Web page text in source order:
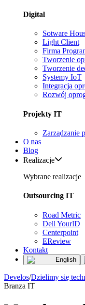
Digital
Sotware
Light Client
Firma
Tworzenie
Tworzenie
Systemy IoT
Integracja
Rozwój
Projekty IT
Zarządzanie
O nas
Blog
Realizacje
Wybrane realizacje
Outsourcing IT
Road Metric
Dell YourID
Centerpoint
EReview
Kontakt
English
Develos/Dzielimy się
Branza IT